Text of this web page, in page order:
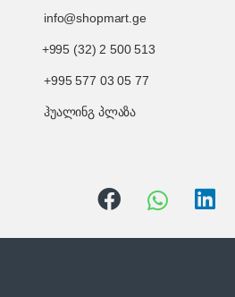
info@shopmart.ge
+995 (32) 2 500 513
+995 577 03 05 77
ჰუალინგ პლაზა